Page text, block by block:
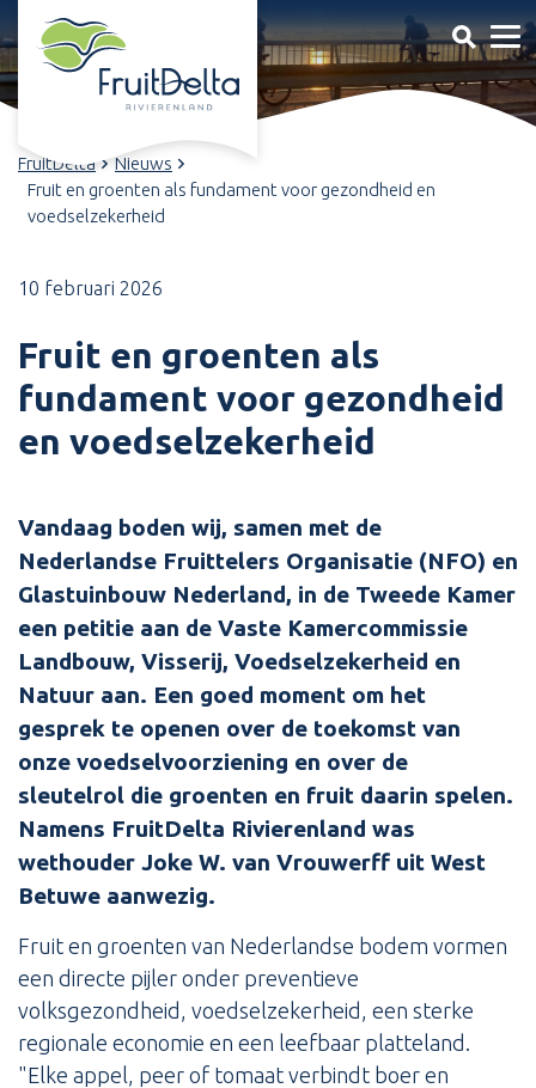
FruitDelta
Nieuws
Fruit en groenten als fundament voor gezondheid en
voedselzekerheid
10 februari 2026
Fruit en groenten als
fundament voor gezondheid
en voedselzekerheid
Vandaag boden wij, samen met de
Nederlandse Fruittelers Organisatie (NFO) en
Glastuinbouw Nederland, in de Tweede Kamer
een petitie aan de Vaste Kamercommissie
Landbouw, Visserij, Voedselzekerheid en
Natuur aan. Een goed moment om het
gesprek te openen over de toekomst van
onze voedselvoorziening en over de
sleutelrol die groenten en fruit daarin spelen.
Namens FruitDelta Rivierenland was
wethouder Joke W. van Vrouwerff uit West
Betuwe aanwezig.
Fruit en groenten van Nederlandse bodem vormen
een directe pijler onder preventieve
volksgezondheid, voedselzekerheid, een sterke
regionale economie en een leefbaar platteland.
"Elke appel, peer of tomaat verbindt boer en